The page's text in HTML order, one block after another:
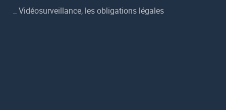
Vidéosurveillance, les obligations légales